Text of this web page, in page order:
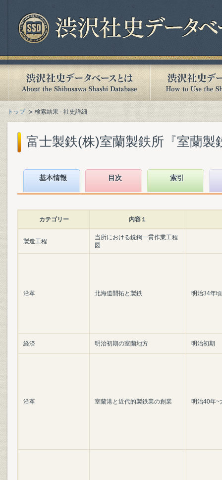
トップ 検索結果 - 社史詳細
富士製鉄(株)室蘭製鉄所『室蘭製
基本情報 目次 索引
カテゴリー 内容１
製造工程
当所における銑鋼一貫作業工程
図
沿革 北海道開拓と製鉄 明治34年
経済 明治初期の室蘭地方 明治初期
沿革 室蘭港と近代的製鉄業の創業 明治40年~